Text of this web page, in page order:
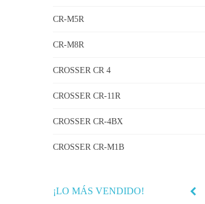
CR-M5R
CR-M8R
CROSSER CR 4
CROSSER CR-11R
CROSSER CR-4BX
CROSSER CR-M1B
¡LO MÁS VENDIDO!